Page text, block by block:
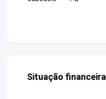
Situação financeira